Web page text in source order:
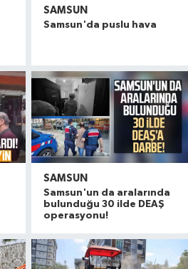
SAMSUN
Samsun'da puslu hava
SAMSUN
Samsun'un da aralarında
bulunduğu 30 ilde DEAŞ
operasyonu!